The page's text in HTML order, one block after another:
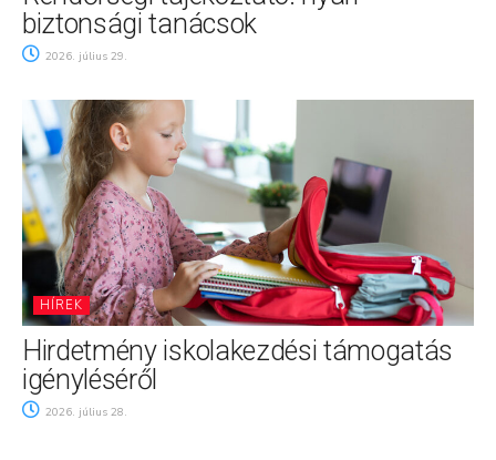
biztonsági tanácsok
2026. július 29.
HÍREK
Hirdetmény iskolakezdési támogatás
igényléséről
2026. július 28.